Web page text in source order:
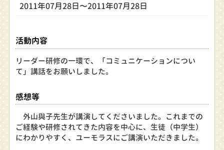
2011年07月28日〜2011年07月28日
活動内容
リーダー研修の一環で、「コミュニケーションについ
て」講話をお願いしました。
感想等
外山與子先生が講演してくださいました。これまでの
ご経験や研修されてきた内容を中心に、生徒（中学生）
にわかりやすく、ユーモラスにご講演いただきました。